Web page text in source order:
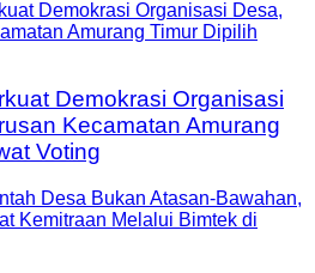
Demokrasi Organisasi
Kecamatan Amurang
Voting